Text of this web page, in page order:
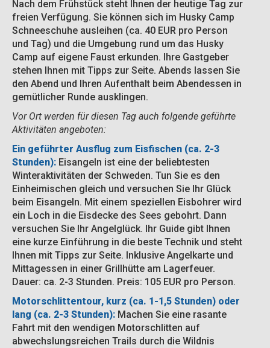
Nach dem Frühstück steht Ihnen der heutige Tag zur
freien Verfügung. Sie können sich im Husky Camp
Schneeschuhe ausleihen (ca. 40 EUR pro Person
und Tag) und die Umgebung rund um das Husky
Camp auf eigene Faust erkunden. Ihre Gastgeber
stehen Ihnen mit Tipps zur Seite. Abends lassen Sie
den Abend und Ihren Aufenthalt beim Abendessen in
gemütlicher Runde ausklingen.
Vor Ort werden für diesen Tag auch folgende geführte
Aktivitäten angeboten:
Ein geführter Ausflug zum Eisfischen (ca. 2-3
Stunden): Eisangeln ist eine der beliebtesten
Winteraktivitäten der Schweden. Tun Sie es den
Einheimischen gleich und versuchen Sie Ihr Glück
beim Eisangeln. Mit einem speziellen Eisbohrer wird
ein Loch in die Eisdecke des Sees gebohrt. Dann
versuchen Sie Ihr Angelglück. Ihr Guide gibt Ihnen
eine kurze Einführung in die beste Technik und steht
Ihnen mit Tipps zur Seite. Inklusive Angelkarte und
Mittagessen in einer Grillhütte am Lagerfeuer.
Dauer: ca. 2-3 Stunden. Preis: 105 EUR pro Person.
Motorschlittentour, kurz (ca. 1-1,5 Stunden) oder
lang (ca. 2-3 Stunden): Machen Sie eine rasante
Fahrt mit den wendigen Motorschlitten auf
abwechslungsreichen Trails durch die Wildnis